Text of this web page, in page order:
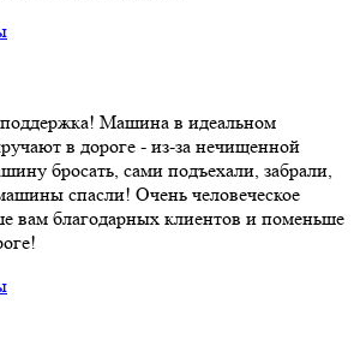
Машина в идеальном
в дороге - из-за нечищенной
бросать, сами подъехали, забрали,
спасли! Очень человеческое
вам благодарных клиентов и поменьше